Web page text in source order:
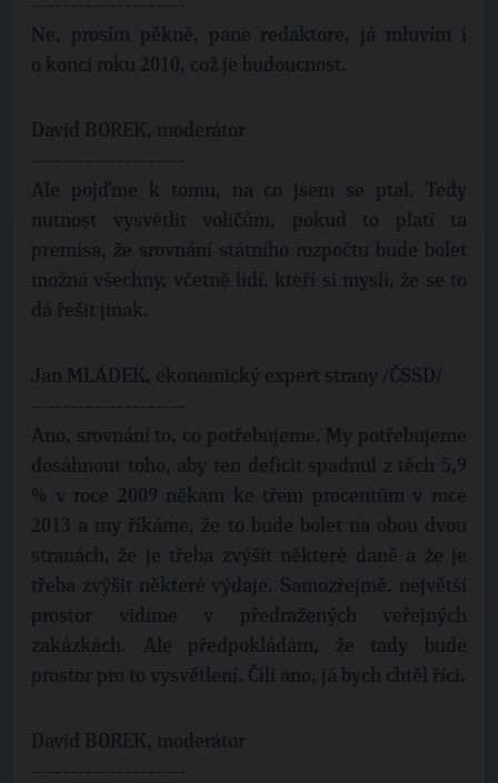
--------------------
Ne, prosím pěkně, pane redaktore, já mluvím i
o konci roku 2010, což je budoucnost.
David BOREK, moderátor
--------------------
Ale pojďme k tomu, na co jsem se ptal. Tedy
nutnost vysvětlit voličům, pokud to platí ta
premisa, že srovnání státního rozpočtu bude bolet
možná všechny, včetně lidí, kteří si myslí, že se to
dá řešit jinak.
Jan MLÁDEK, ekonomický expert strany /ČSSD/
--------------------
Ano, srovnání to, co potřebujeme. My potřebujeme
dosáhnout toho, aby ten deficit spadnul z těch 5,9
% v roce 2009 někam ke třem procentům v roce
2013 a my říkáme, že to bude bolet na obou dvou
stranách, že je třeba zvýšit některé daně a že je
třeba zvýšit některé výdaje. Samozřejmě, největší
prostor vidíme v předražených veřejných
zakázkách. Ale předpokládám, že tady bude
prostor pro to vysvětlení. Čili ano, já bych chtěl říci.
David BOREK, moderátor
--------------------